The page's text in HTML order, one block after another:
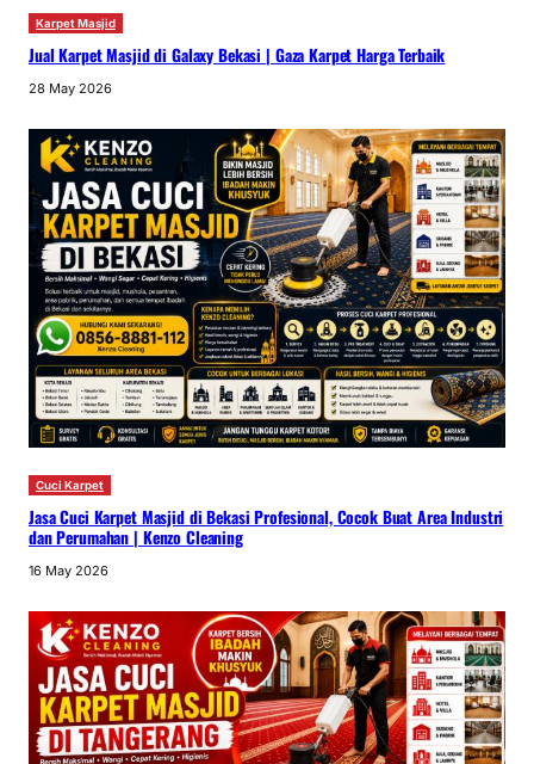
Karpet Masjid
Jual Karpet Masjid di Galaxy Bekasi | Gaza Karpet Harga Terbaik
28 May 2026
Cuci Karpet
Jasa Cuci Karpet Masjid di Bekasi Profesional, Cocok Buat Area Industri
dan Perumahan | Kenzo Cleaning
16 May 2026